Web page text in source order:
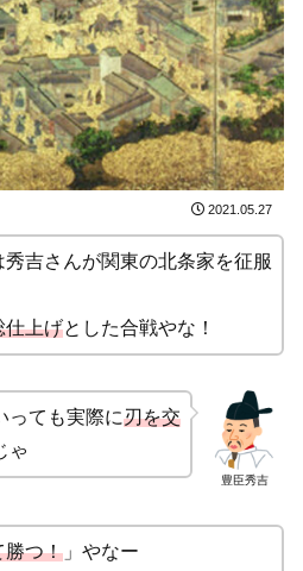
2021.05.27
秀吉さんが関東の北条家を征服
仕上げとした合戦やな！
豊臣秀吉
っても実際に刃を交
ゃ
勝つ！」やなー